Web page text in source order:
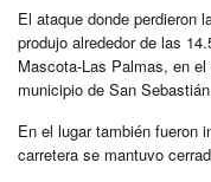
El ataque donde perdieron
produjo alrededor de las
Mascota-Las Palmas, en
municipio de San
En el lugar también fueron
carretera se mantuvo